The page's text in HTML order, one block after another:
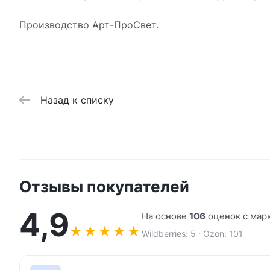
Производство Арт-ПроСвет.
Назад к списку
Отзывы покупателей
4,9★ ★ ★ ★ ★
На основе 106 оценок с
Wildberries: 5 · Ozon: 101